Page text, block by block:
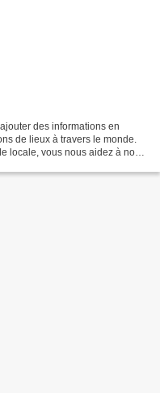
des informations en
de lieux à travers le monde.
locale, vous nous aidez à nous